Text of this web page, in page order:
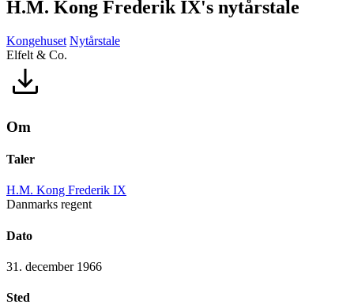
H.M. Kong Frederik IX's nytårstale
Kongehuset Nytårstale
Elfelt & Co.
Om
Taler
H.M. Kong Frederik IX
Danmarks regent
Dato
31. december 1966
Sted